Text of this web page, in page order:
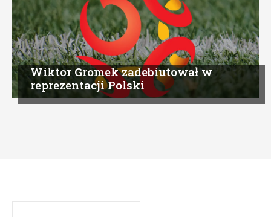
Wiktor Gromek zadebiutował w
reprezentacji Polski